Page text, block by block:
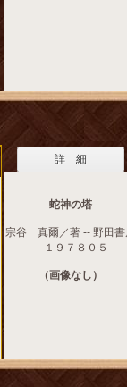
詳 細
蛇神の塔
宗谷 真爾／著 -- 野田書
-- １９７８０５
（画像なし）